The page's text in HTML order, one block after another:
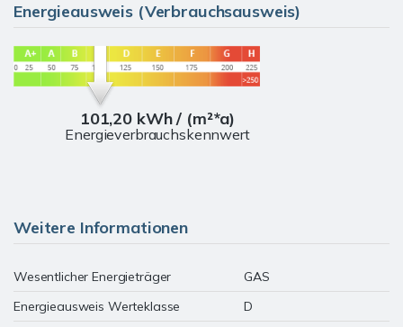
Energieausweis (Verbrauchsausweis)
101,20 kWh / (m²*a)
Energieverbrauchskennwert
Weitere Informationen
Wesentlicher Energieträger
GAS
Energieausweis Werteklasse
D